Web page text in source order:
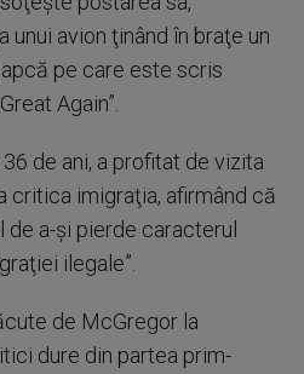
unui avion ţinând în braţe un
pe care este scris
Again”.
de ani, a profitat de vizita
critica imigraţia, afirmând că
de a-şi pierde caracterul
ilegale”.
de McGregor la
dure din partea prim-